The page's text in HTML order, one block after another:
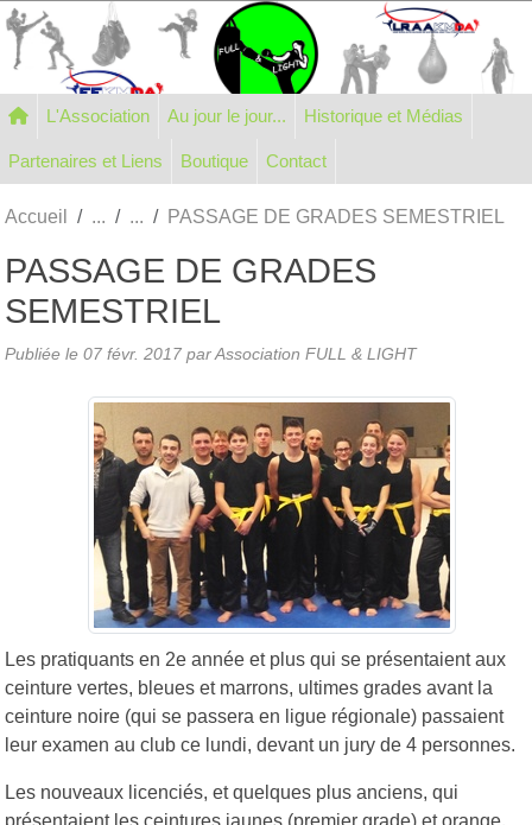
L'Association Au jour le jour... Historique et Médias
Partenaires et Liens Boutique Contact
Accueil PASSAGE DE GRADES SEMESTRIEL
PASSAGE DE GRADES
SEMESTRIEL
Publiée le 07 févr. 2017 par Association FULL & LIGHT
Les pratiquants en 2e année et plus qui se présentaient aux
ceinture vertes, bleues et marrons, ultimes grades avant la
ceinture noire (qui se passera en ligue régionale) passaient
leur examen au club ce lundi, devant un jury de 4 personnes.
Les nouveaux licenciés, et quelques plus anciens, qui
présentaient les ceintures jaunes (premier grade) et orange,
Panneau de gestion des cookies